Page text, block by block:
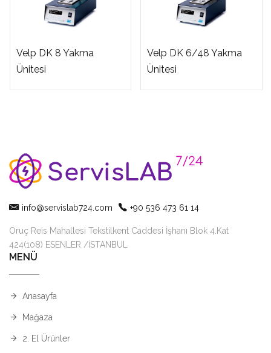
Velp DK 8 Yakma
Ünitesi
Velp DK 6/48 Yakma
Ünitesi
info@servislab724.com +90 536 473 61 14
Oruç Reis Mahallesi Tekstilkent Caddesi İşhanı Blok 4.Kat
424(108) ESENLER /İSTANBUL
MENÜ
Anasayfa
Mağaza
2. El Ürünler